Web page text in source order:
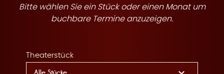
e
Bitte wählen Sie ein Stück oder einen Monat um
buchbare Termine anzuzeigen.
Theaterstück